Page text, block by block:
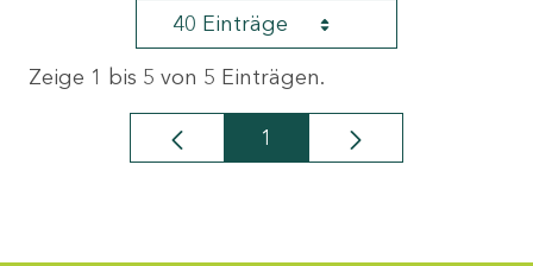
40 Einträge
Zeige 1 bis 5 von 5 Einträgen.
Seite
1